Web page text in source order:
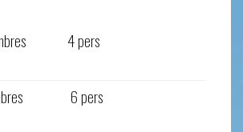
4 pers
chambres 6 pers